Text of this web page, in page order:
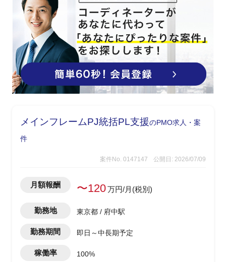
メインフレームPJ統括PL支援のPMO求人・案
件
案件No. 0147147 公開日: 2026/07/09
月額報酬 〜120万円/月(税別)
勤務地 東京都 / 府中駅
勤務期間 即日～中長期予定
稼働率 100%